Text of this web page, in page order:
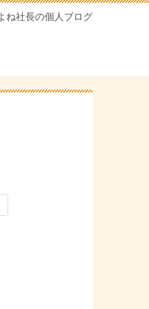
ね社長の個人ブログ